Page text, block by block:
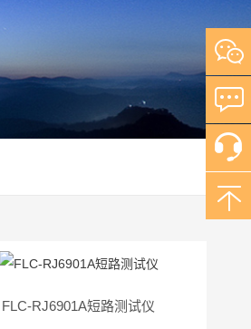
FLC-RJ6901A短路测试仪